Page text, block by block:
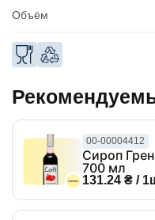
Объём
00-00004412
Сироп
700 мл
131.24 ₴ /